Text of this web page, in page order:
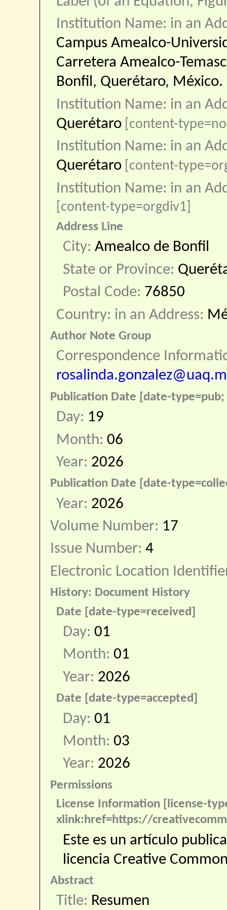
Institution Name: in an
Campus Amealco-
Carretera Amealco-
Bonfil, Querétaro, México.
Institution Name: in an
Querétaro [content-
Institution Name: in an
Querétaro [content-
Institution Name: in an
[content-type=orgdiv1]
Address Line
City:Amealco de Bonfil
State or Province:
Postal Code: 76850
Country: in an Address:
Author Note Group
Correspondence
Publication Date [date-
Day: 19
Month:06
Year: 2026
Publication Date [date-
Year: 2026
Volume Number: 17
Issue Number: 4
Electronic Location
History: Document History
Date [date-type=received]
Day:01
Month:01
Year: 2026
Date [date-type=accepted]
Day:01
Month:03
Year: 2026
Permissions
License Information [license-
xlink:href=https://
Este es un artículo
licencia Creative
Abstract
Title: Resumen